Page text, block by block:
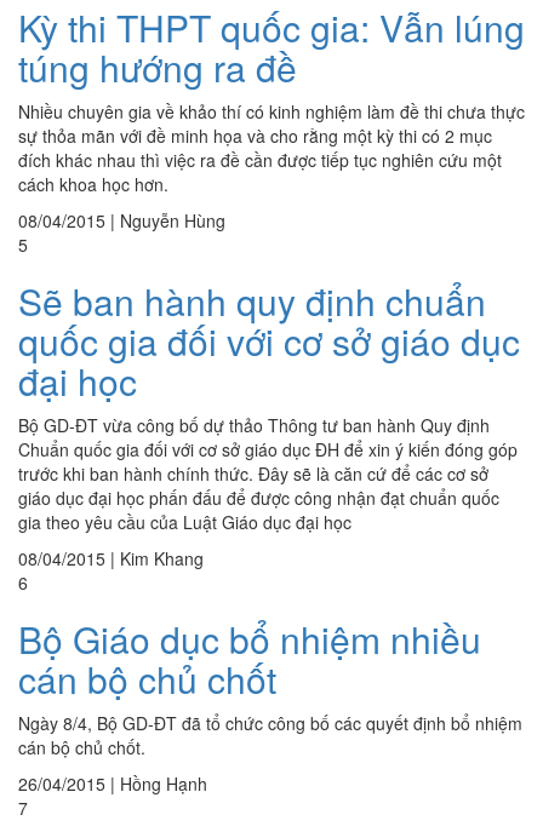
Kỳ thi THPT quốc gia: Vẫn lúng
túng hướng ra đề
Nhiều chuyên gia về khảo thí có kinh nghiệm làm đề thi chưa thực
sự thỏa mãn với đề minh họa và cho rằng một kỳ thi có 2 mục
đích khác nhau thì việc ra đề cần được tiếp tục nghiên cứu một
cách khoa học hơn.
08/04/2015 | Nguyễn Hùng
5
Sẽ ban hành quy định chuẩn
quốc gia đối với cơ sở giáo dục
đại học
Bộ GD-ĐT vừa công bố dự thảo Thông tư ban hành Quy định
Chuẩn quốc gia đối với cơ sở giáo dục ĐH để xin ý kiến đóng góp
trước khi ban hành chính thức. Đây sẽ là căn cứ để các cơ sở
giáo dục đại học phấn đấu để được công nhận đạt chuẩn quốc
gia theo yêu cầu của Luật Giáo dục đại học
08/04/2015 | Kim Khang
6
Bộ Giáo dục bổ nhiệm nhiều
cán bộ chủ chốt
Ngày 8/4, Bộ GD-ĐT đã tổ chức công bố các quyết định bổ nhiệm
cán bộ chủ chốt.
26/04/2015 | Hồng Hạnh
7